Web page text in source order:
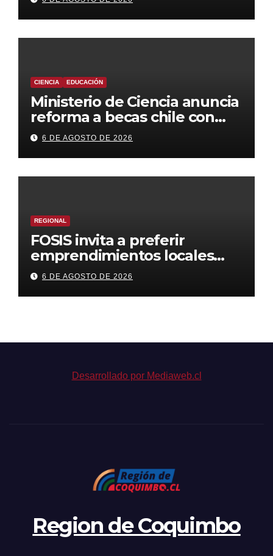
cárceles más estrictas y
decomiso de bienes
CIENCIA EDUCACIÓN
Ministerio de Ciencia anuncia
reforma a becas chile con
foco en áreas estratégicas y
descentralización
6 DE AGOSTO DE 2026
REGIONAL
FOSIS invita a preferir
emprendimientos locales
para regalar en el Día de la
Niñez
6 DE AGOSTO DE 2026
Desarrollado por Mediaweb.cl
Region de Coquimbo